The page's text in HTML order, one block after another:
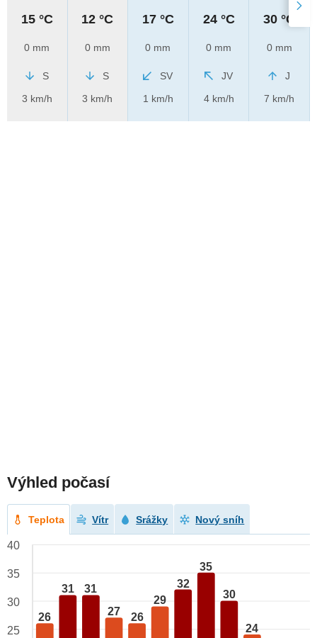
15 °C
0 mm
S
3 km/h
12 °C
0 mm
S
3 km/h
17 °C
0 mm
SV
1 km/h
24 °C
0 mm
JV
4 km/h
30 °C
0 mm
J
7 km/h
Výhled počasí
Teplota Vítr Srážky Nový sníh
26
31 31
27 26
29
32
35
30
24
40
35
30
25